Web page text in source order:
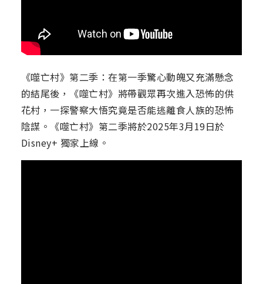
《噬亡村》第二季：在第一季驚心動魄又充滿懸念
的結尾後，《噬亡村》將帶觀眾再次進入恐怖的供
花村，一探警察大悟究竟是否能逃離食人族的恐怖
陰謀。《噬亡村》第二季將於2025年3月19日於
Disney+ 獨家上線。